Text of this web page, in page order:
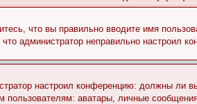
что вы правильно вводите имя
администратор неправильно настроил
настроил конференцию: должны ли
аватары, личные